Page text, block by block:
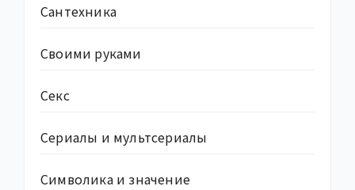
Сантехника
Своими руками
Секс
Сериалы и мультсериалы
Символика и значение